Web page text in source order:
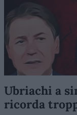
Ubriachi a
ricorda